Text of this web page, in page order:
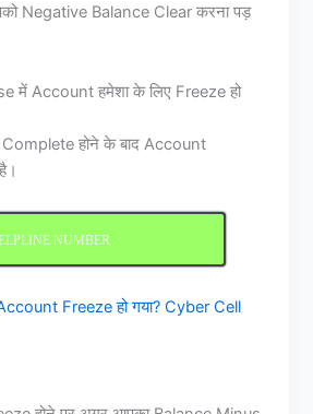
Negative Balance Clear करना पड़
में Account हमेशा के लिए Freeze हो
होने के बाद Account
NUMBER
Freeze हो गया? Cyber Cell